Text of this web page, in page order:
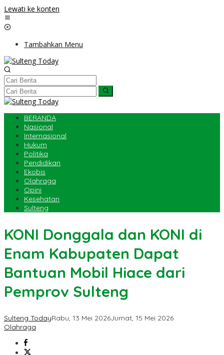
Lewati ke konten
Tambahkan Menu
BERANDA
Nasional
Internasional
Hukum
Politika
Pendidikan
Ekobis
Olahraga
Opini
Kesehatan
Sulteng
KONI Donggala dan KONI di
Enam Kabupaten Dapat
Bantuan Mobil Hiace dari
Pemprov Sulteng
Sulteng TodayRabu, 13 Mei 2026Jumat, 15 Mei 2026
Olahraga